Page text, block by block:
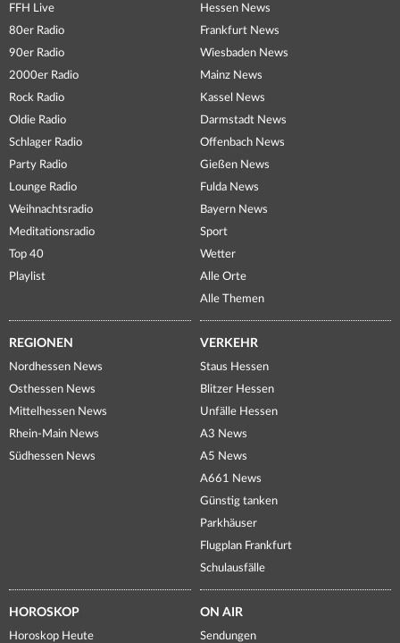
FFH Live
80er Radio
90er Radio
2000er Radio
Rock Radio
Oldie Radio
Schlager Radio
Party Radio
Lounge Radio
Weihnachtsradio
Meditationsradio
Top 40
Playlist
Hessen News
Frankfurt News
Wiesbaden News
Mainz News
Kassel News
Darmstadt News
Offenbach News
Gießen News
Fulda News
Bayern News
Sport
Wetter
Alle Orte
Alle Themen
REGIONEN
Nordhessen News
Osthessen News
Mittelhessen News
Rhein-Main News
Südhessen News
VERKEHR
Staus Hessen
Blitzer Hessen
Unfälle Hessen
A3 News
A5 News
A661 News
Günstig tanken
Parkhäuser
Flugplan Frankfurt
Schulausfälle
HOROSKOP
Horoskop Heute
ON AIR
Sendungen